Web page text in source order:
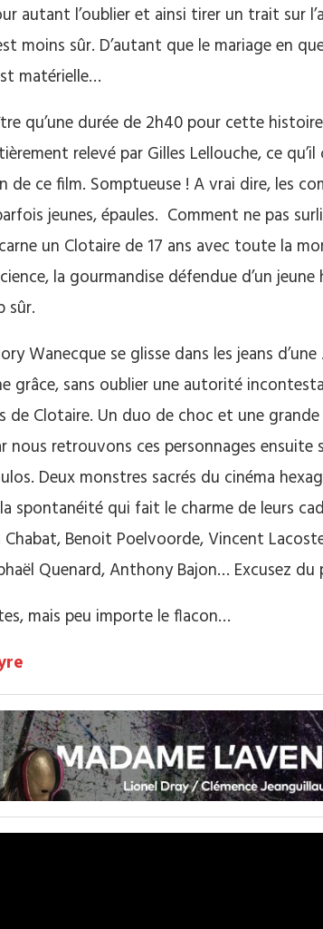
autant l’oublier et ainsi tirer un trait sur
moins sûr. D’autant que le mariage en
matérielle…
qu’une durée de 2h40 pour cette
relevé par Gilles Lellouche, ce
ce film. Somptueuse ! A vrai dire, les
jeunes, épaules. Comment ne pas
un Clotaire de 17 ans avec toute la
la gourmandise défendue d’un
sûr.
Wanecque se glisse dans les jeans
grâce, sans oublier une autorité
de Clotaire. Un duo de choc et une
nous retrouvons ces personnages
Deux monstres sacrés du cinéma
spontanéité qui fait le charme de leurs
Benoit Poelvoorde, Vincent
Quenard, Anthony Bajon… Excusez du
mais peu importe le flacon…